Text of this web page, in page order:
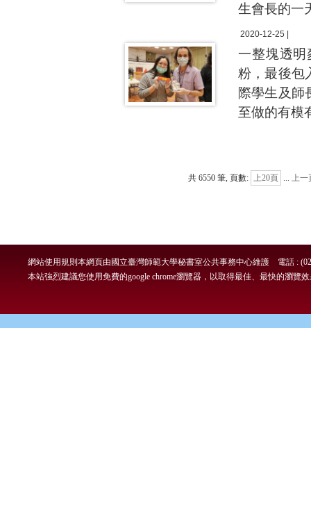
生會長的一
2020-12-25 |
一整塊透明
粉，最後包
際學生及師
至做的有模
共 6550 筆, 頁數: 上20頁 ... 上一
本網頁由國立臺灣師範大學秘書室公共事務中心維護 電話 :
網站使用規則
本站強烈建議您使用免費的google chrome瀏覽器，以取得最佳、最快的瀏覽